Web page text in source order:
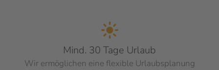
Mind. 30 Tage Urlaub
Wir ermöglichen eine flexible Urlaubsplanung